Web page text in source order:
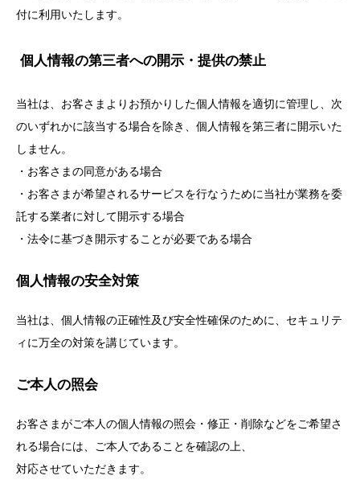
付に利用いたします。
個人情報の第三者への開示・提供の禁止
当社は、お客さまよりお預かりした個人情報を適切に管理し、次
のいずれかに該当する場合を除き、個人情報を第三者に開示いた
しません。
・お客さまの同意がある場合
・お客さまが希望されるサービスを行なうために当社が業務を委
託する業者に対して開示する場合
・法令に基づき開示することが必要である場合
個人情報の安全対策
当社は、個人情報の正確性及び安全性確保のために、セキュリテ
ィに万全の対策を講じています。
ご本人の照会
お客さまがご本人の個人情報の照会・修正・削除などをご希望さ
れる場合には、ご本人であることを確認の上、
対応させていただきます。